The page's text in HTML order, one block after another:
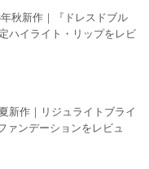
秋新作｜『ドレスドブル
ハイライト・リップをレビ
新作｜リジュライトブライ
ァンデーションをレビュ